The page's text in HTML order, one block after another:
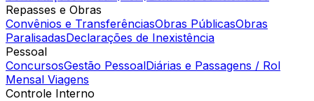
Repasses e Obras
Convênios e TransferênciasObras PúblicasObras
ParalisadasDeclarações de Inexistência
Pessoal
ConcursosGestão PessoalDiárias e Passagens / Rol
Mensal Viagens
Controle Interno